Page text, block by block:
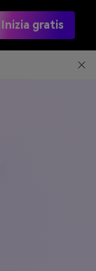
Inizia gratis